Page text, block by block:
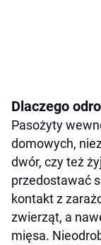
Dlaczego
Pasożyty
domowych,
dwór, czy też
przedostawać
kontakt z
zwierząt, a
mięsa.